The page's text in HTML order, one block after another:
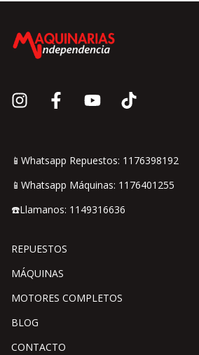
📱Whatsapp Repuestos: 1176398192
📱Whatsapp Máquinas: 1176401255
☎️Llamanos: 1149316636
REPUESTOS
MÁQUINAS
MOTORES COMPLETOS
BLOG
CONTACTO